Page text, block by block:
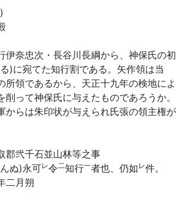
奈忠次・長谷川長綱から、神保氏の初
)に宛てた知行割である。矢作領は当
所領であるから、天正十九年の検地によ
削って神保氏に与えたものであろうか。
からは朱印状が与えられ氏張の領主権が
石並山林等之事
)永可レ令二知行一者也、仍如レ件。
月朔